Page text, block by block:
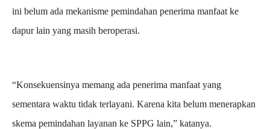
ini belum ada mekanisme pemindahan penerima manfaat ke
dapur lain yang masih beroperasi.
“Konsekuensinya memang ada penerima manfaat yang
sementara waktu tidak terlayani. Karena kita belum menerapkan
skema pemindahan layanan ke SPPG lain,” katanya.